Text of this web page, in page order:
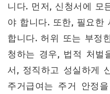
니다. 먼저, 신청서에 모
야 합니다. 또한, 필요한
합니다. 허위 또는 부정
청하는 경우, 법적 처벌
서, 정직하고 성실하게
주거급여는 주거 안정